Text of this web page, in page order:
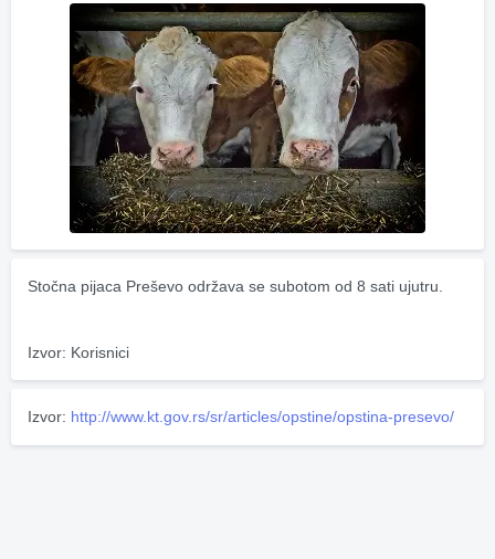
Stočna pijaca Preševo održava se subotom od 8 sati ujutru.
Izvor: Korisnici
Izvor: http://www.kt.gov.rs/sr/articles/opstine/opstina-presevo/